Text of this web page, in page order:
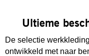
Ultieme
De selectie
ontwikkeld met naar